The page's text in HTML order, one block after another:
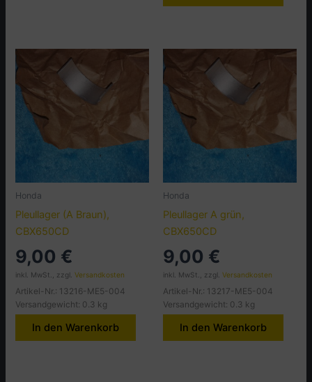
Honda
Pleullager (A Braun),
CBX650CD
9,00 €
inkl. MwSt., zzgl.Versandkosten
Artikel-Nr.: 13216-ME5-004
Versandgewicht: 0.3 kg
In den Warenkorb
Honda
Pleullager A grün,
CBX650CD
9,00 €
inkl. MwSt., zzgl. Versandkosten
Artikel-Nr.: 13217-ME5-004
Versandgewicht: 0.3 kg
In den Warenkorb